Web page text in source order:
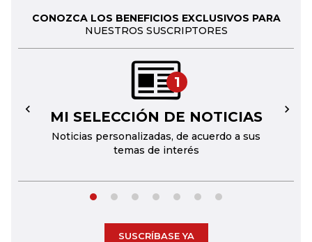
CONOZCA LOS BENEFICIOS EXCLUSIVOS PARA
NUESTROS SUSCRIPTORES
1
MI SELECCIÓN DE NOTICIAS
Noticias personalizadas, de acuerdo a sus
temas de interés
← →
SUSCRÍBASE YA